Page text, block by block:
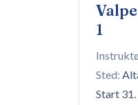
1
Sted:
Start